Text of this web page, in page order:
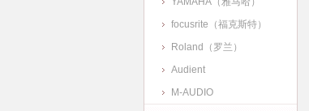
focusrite（福克斯特）
Roland（罗兰）
Audient
M-AUDIO